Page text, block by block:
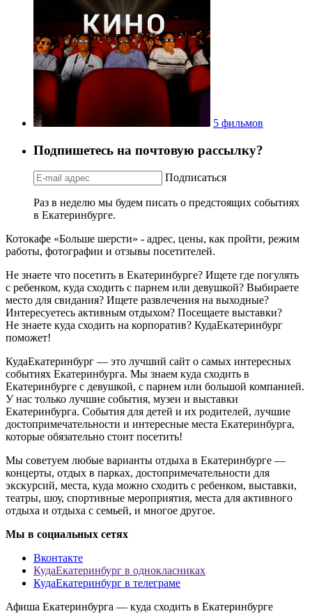
5 фильмов
Подпишетесь на почтовую рассылку?
Подписаться
Раз в неделю мы будем писать о предстоящих событиях
в Екатеринбурге.
Котокафе «Больше шерсти» - адрес, цены, как пройти, режим
работы, фотографии и отзывы посетителей.
Не знаете что посетить в Екатеринбурге? Ищете где погулять
с ребенком, куда сходить с парнем или девушкой? Выбираете
место для свидания? Ищете развлечения на выходные?
Интересуетесь активным отдыхом? Посещаете выставки?
Не знаете куда сходить на корпоратив? КудаЕкатеринбург
поможет!
КудаЕкатеринбург — это лучший сайт о самых интересных
событиях Екатеринбурга. Мы знаем куда сходить в
Екатеринбурге с девушкой, с парнем или большой компанией.
У нас только лучшие события, музеи и выставки
Екатеринбурга. События для детей и их родителей, лучшие
достопримечательности и интересные места Екатеринбурга,
которые обязательно стоит посетить!
Мы советуем любые варианты отдыха в Екатеринбурге —
концерты, отдых в парках, достопримечательности для
экскурсий, места, куда можно сходить с ребенком, выставки,
театры, шоу, спортивные мероприятия, места для активного
отдыха и отдыха с семьей, и многое другое.
Мы в социальных сетях
Вконтакте
КудаЕкатеринбург в однокласниках
КудаЕкатеринбург в телеграме
Афиша Екатеринбурга — куда сходить в Екатеринбурге